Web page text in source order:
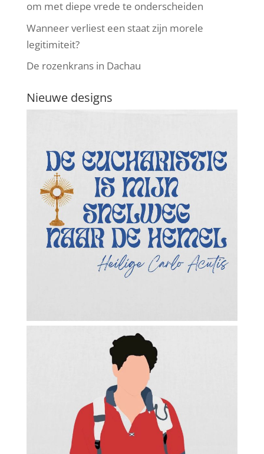
om met diepe vrede te onderscheiden
Wanneer verliest een staat zijn morele
legitimiteit?
De rozenkrans in Dachau
Nieuwe designs